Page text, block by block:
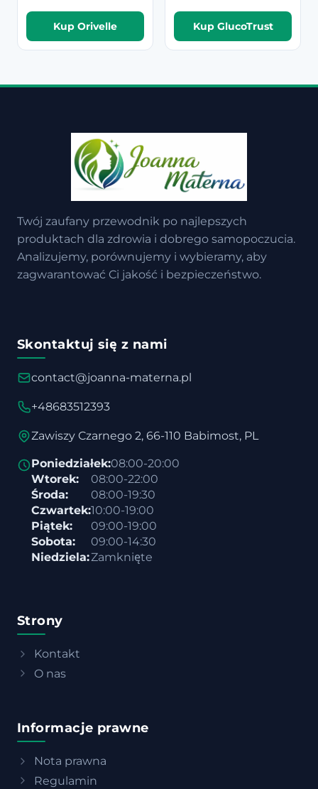
Kup Orivelle Kup GlucoTrust
Twój zaufany przewodnik po najlepszych
produktach dla zdrowia i dobrego samopoczucia.
Analizujemy, porównujemy i wybieramy, aby
zagwarantować Ci jakość i bezpieczeństwo.
Skontaktuj się z nami
contact@joanna-materna.pl
+48683512393
Zawiszy Czarnego 2, 66-110 Babimost, PL
Poniedziałek:08:00-20:00
Wtorek:
08:00-22:00
Środa:
08:00-19:30
Czwartek:10:00-19:00
Piątek:
09:00-19:00
Sobota:
09:00-14:30
Niedziela:Zamknięte
Strony
Kontakt
O nas
Informacje prawne
Nota prawna
Regulamin